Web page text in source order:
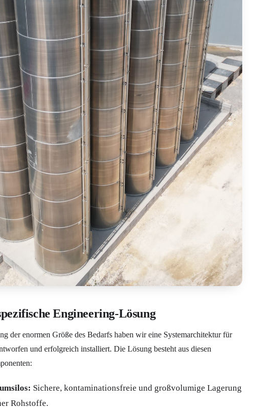
Engineering-Lösung
der enormen Größe des Bedarfs haben wir eine Systemarchitektur für
und erfolgreich installiert. Die Lösung besteht aus diesen
Sichere, kontaminationsfreie und großvolumige Lagerung
Rohstoffe.